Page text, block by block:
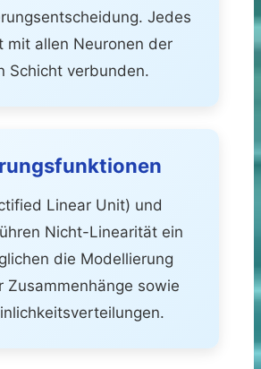
Jedes
mit allen Neuronen der
Schicht verbunden.
Linear Unit) und
Nicht-Linearität ein
die Modellierung
Zusammenhänge sowie